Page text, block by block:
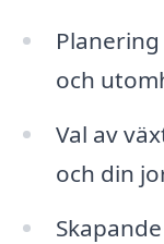
och
Val av
och din